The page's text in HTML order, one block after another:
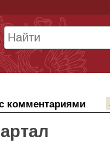
комментариями